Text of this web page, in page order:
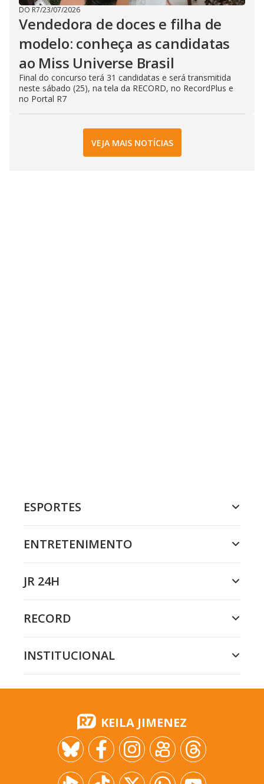
DO R7/23/07/2026
Vendedora de doces e filha de
modelo: conheça as candidatas
ao Miss Universe Brasil
Final do concurso terá 31 candidatas e será transmitida
neste sábado (25), na tela da RECORD, no RecordPlus e
no Portal R7
VEJA MAIS NOTÍCIAS
ESPORTES
ENTRETENIMENTO
JR 24H
RECORD
INSTITUCIONAL
KEILA JIMENEZ